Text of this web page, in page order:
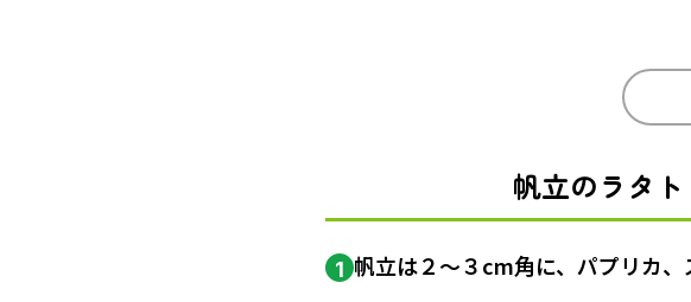
帆立のラタ
1 帆立は２〜３cm角に、パプリカ